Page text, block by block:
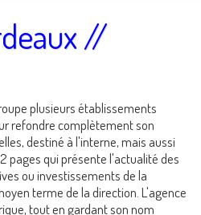
//
plusieurs établissements
refondre complètement son
destiné à l'interne, mais aussi
pages qui présente l'actualité des
ou investissements de la
terme de la direction. L'agence
tout en gardant son nom